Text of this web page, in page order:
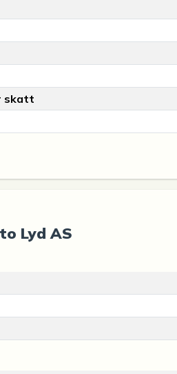
skatt
Lyd AS